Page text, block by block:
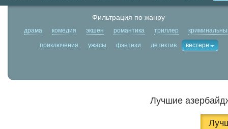
Фильтрация по жанру
драма комедия экшен романтика триллер
приключения ужасы фэнтези детектив вестерн
Лучшие